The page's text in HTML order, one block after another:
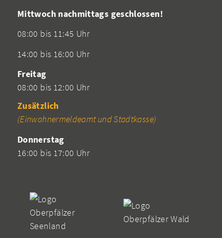
Mittwoch nachmittags geschlossen!
08:00 bis 11:45 Uhr
14:00 bis 16:00 Uhr
Freitag
08:00 bis 12:00 Uhr
Zusätzlich
(Einwohnermeldeamt und Stadtkasse)
Donnerstag
16:00 bis 17:00 Uhr